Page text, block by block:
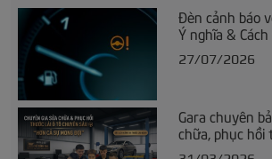
Đèn cảnh báo
Ý nghĩa & Cách
27/07/2026
Gara chuyên
chữa, phục hồi